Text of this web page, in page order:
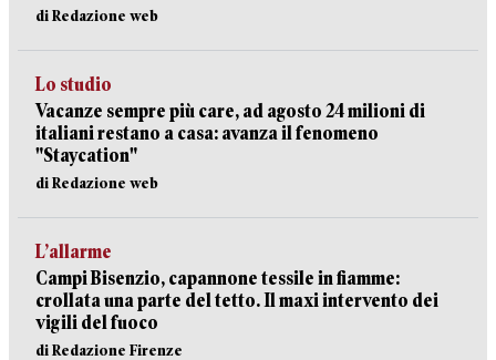
di Redazione web
Lo studio
Vacanze sempre più care, ad agosto 24 milioni di
italiani restano a casa: avanza il fenomeno
"Staycation"
di Redazione web
L’allarme
Campi Bisenzio, capannone tessile in fiamme:
crollata una parte del tetto. Il maxi intervento dei
vigili del fuoco
di Redazione Firenze